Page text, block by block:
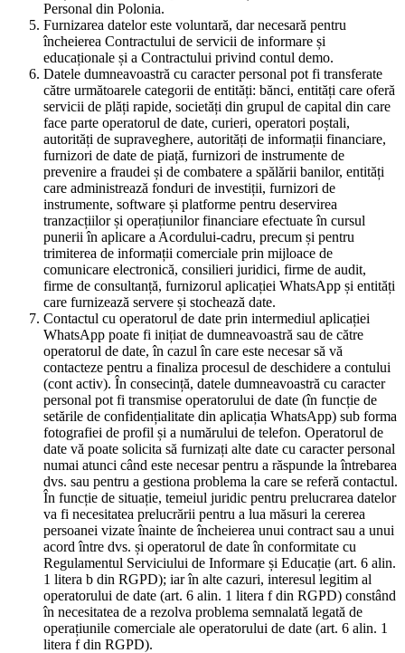
Personal din Polonia.
Furnizarea datelor este voluntară, dar necesară pentru
încheierea Contractului de servicii de informare și
educaționale și a Contractului privind contul demo.
Datele dumneavoastră cu caracter personal pot fi transferate
către următoarele categorii de entități: bănci, entități care oferă
servicii de plăți rapide, societăți din grupul de capital din care
face parte operatorul de date, curieri, operatori poștali,
autorități de supraveghere, autorități de informații financiare,
furnizori de date de piață, furnizori de instrumente de
prevenire a fraudei și de combatere a spălării banilor, entități
care administrează fonduri de investiții, furnizori de
instrumente, software și platforme pentru deservirea
tranzacțiilor și operațiunilor financiare efectuate în cursul
punerii în aplicare a Acordului-cadru, precum și pentru
trimiterea de informații comerciale prin mijloace de
comunicare electronică, consilieri juridici, firme de audit,
firme de consultanță, furnizorul aplicației WhatsApp și entități
care furnizează servere și stochează date.
Contactul cu operatorul de date prin intermediul aplicației
WhatsApp poate fi inițiat de dumneavoastră sau de către
operatorul de date, în cazul în care este necesar să vă
contacteze pentru a finaliza procesul de deschidere a contului
(cont activ). În consecință, datele dumneavoastră cu caracter
personal pot fi transmise operatorului de date (în funcție de
setările de confidențialitate din aplicația WhatsApp) sub forma
fotografiei de profil și a numărului de telefon. Operatorul de
date vă poate solicita să furnizați alte date cu caracter personal
numai atunci când este necesar pentru a răspunde la întrebarea
dvs. sau pentru a gestiona problema la care se referă contactul.
În funcție de situație, temeiul juridic pentru prelucrarea datelor
va fi necesitatea prelucrării pentru a lua măsuri la cererea
persoanei vizate înainte de încheierea unui contract sau a unui
acord între dvs. și operatorul de date în conformitate cu
Regulamentul Serviciului de Informare și Educație (art. 6 alin.
1 litera b din RGPD); iar în alte cazuri, interesul legitim al
operatorului de date (art. 6 alin. 1 litera f din RGPD) constând
în necesitatea de a rezolva problema semnalată legată de
operațiunile comerciale ale operatorului de date (art. 6 alin. 1
litera f din RGPD).